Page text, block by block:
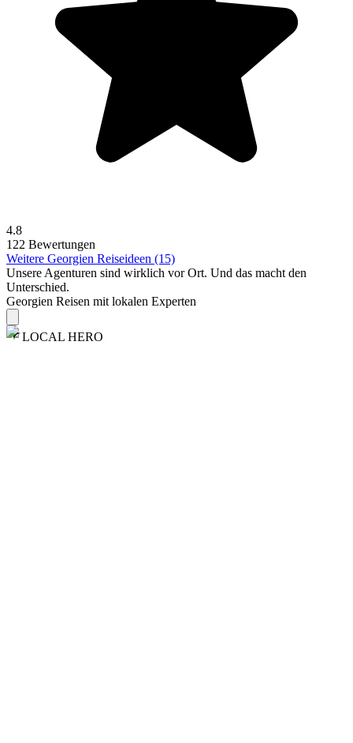
4.8
122 Bewertungen
Weitere Georgien Reiseideen (15)
Unsere Agenturen sind wirklich vor Ort. Und das macht den
Unterschied.
Georgien Reisen mit lokalen Experten
LOCAL HERO